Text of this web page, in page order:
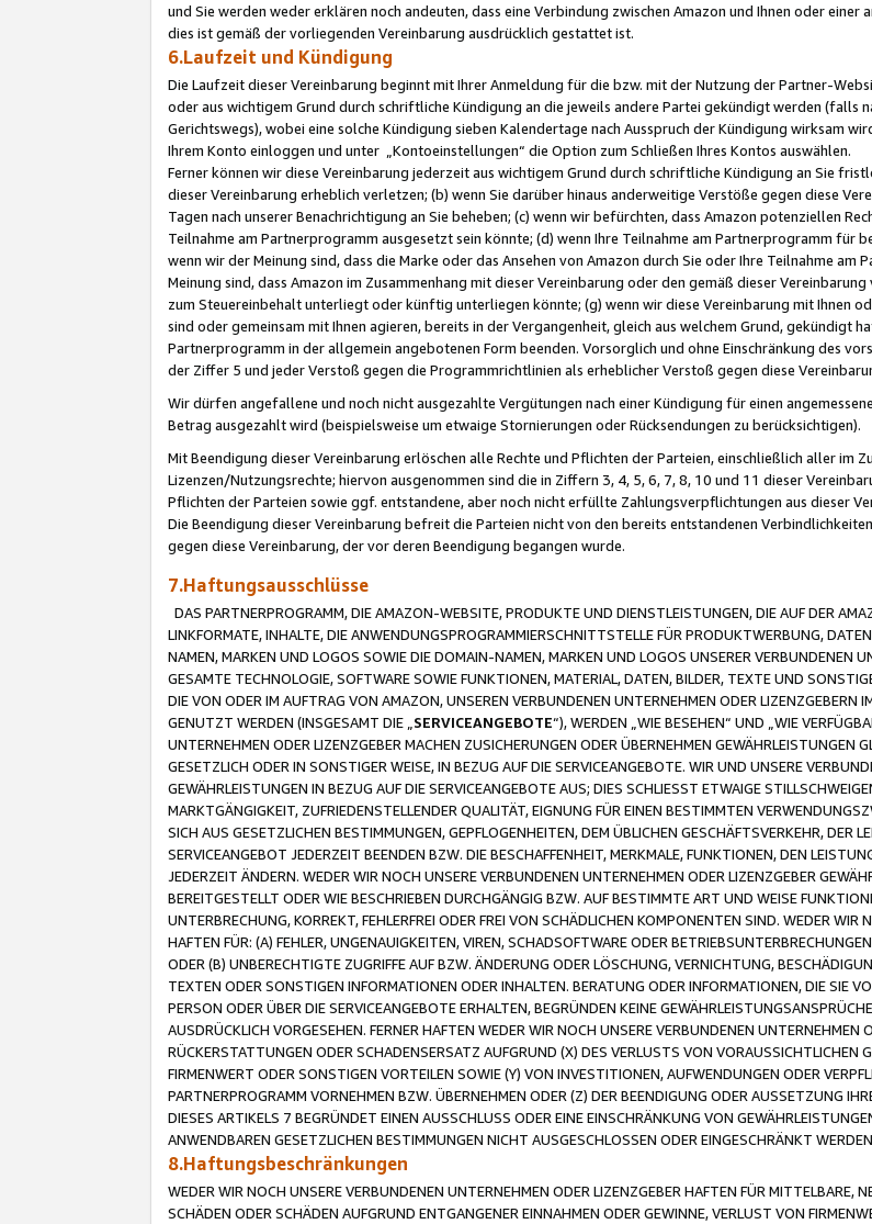
und Sie werden weder erklären noch andeuten, dass eine Verbindung zwischen Amazon und Ihnen oder
dies ist gemäß der vorliegenden Vereinbarung ausdrücklich gestattet ist.
6.Laufzeit und Kündigung
Die Laufzeit dieser Vereinbarung beginnt mit Ihrer Anmeldung für die bzw. mit der Nutzung der Partner-
oder aus wichtigem Grund durch schriftliche Kündigung an die jeweils andere Partei gekündigt werden (falls
Gerichtswegs), wobei eine solche Kündigung sieben Kalendertage nach Ausspruch der Kündigung wirksam
Ihrem Konto einloggen und unter „Kontoeinstellungen“ die Option zum Schließen Ihres Kontos auswählen.
Ferner können wir diese Vereinbarung jederzeit aus wichtigem Grund durch schriftliche Kündigung an Sie
dieser Vereinbarung erheblich verletzen; (b) wenn Sie darüber hinaus anderweitige Verstöße gegen diese
Tagen nach unserer Benachrichtigung an Sie beheben; (c) wenn wir befürchten, dass Amazon potenziellen
Teilnahme am Partnerprogramm ausgesetzt sein könnte; (d) wenn Ihre Teilnahme am Partnerprogramm für
wenn wir der Meinung sind, dass die Marke oder das Ansehen von Amazon durch Sie oder Ihre Teilnahme
Meinung sind, dass Amazon im Zusammenhang mit dieser Vereinbarung oder den gemäß dieser
zum Steuereinbehalt unterliegt oder künftig unterliegen könnte; (g) wenn wir diese Vereinbarung mit Ihnen
sind oder gemeinsam mit Ihnen agieren, bereits in der Vergangenheit, gleich aus welchem Grund, gekündigt
Partnerprogramm in der allgemein angebotenen Form beenden. Vorsorglich und ohne Einschränkung des
der Ziffer 5 und jeder Verstoß gegen die Programmrichtlinien als erheblicher Verstoß gegen diese
Wir dürfen angefallene und noch nicht ausgezahlte Vergütungen nach einer Kündigung für einen
Betrag ausgezahlt wird (beispielsweise um etwaige Stornierungen oder Rücksendungen zu berücksichtigen).
Mit Beendigung dieser Vereinbarung erlöschen alle Rechte und Pflichten der Parteien, einschließlich aller im
Lizenzen/Nutzungsrechte; hiervon ausgenommen sind die in Ziffern 3, 4, 5, 6, 7, 8, 10 und 11 dieser
Pflichten der Parteien sowie ggf. entstandene, aber noch nicht erfüllte Zahlungsverpflichtungen aus dieser
Die Beendigung dieser Vereinbarung befreit die Parteien nicht von den bereits entstandenen
gegen diese Vereinbarung, der vor deren Beendigung begangen wurde.
7.Haftungsausschlüsse
DAS PARTNERPROGRAMM, DIE AMAZON-WEBSITE, PRODUKTE UND DIENSTLEISTUNGEN, DIE AUF DER
LINKFORMATE, INHALTE, DIE ANWENDUNGSPROGRAMMIERSCHNITTSTELLE FÜR PRODUKTWERBUNG,
NAMEN, MARKEN UND LOGOS SOWIE DIE DOMAIN-NAMEN, MARKEN UND LOGOS UNSERER VERBUNDENEN
GESAMTE TECHNOLOGIE, SOFTWARE SOWIE FUNKTIONEN, MATERIAL, DATEN, BILDER, TEXTE UND
DIE VON ODER IM AUFTRAG VON AMAZON, UNSEREN VERBUNDENEN UNTERNEHMEN ODER LIZENZGEBERN
GENUTZT WERDEN (INSGESAMT DIE „ SERVICEANGEBOTE“), WERDEN „WIE BESEHEN“ UND „WIE
UNTERNEHMEN ODER LIZENZGEBER MACHEN ZUSICHERUNGEN ODER ÜBERNEHMEN GEWÄHRLEISTUNGEN
GESETZLICH ODER IN SONSTIGER WEISE, IN BEZUG AUF DIE SERVICEANGEBOTE. WIR UND UNSERE
GEWÄHRLEISTUNGEN IN BEZUG AUF DIE SERVICEANGEBOTE AUS; DIES SCHLIESST ETWAIGE
MARKTGÄNGIGKEIT, ZUFRIEDENSTELLENDER QUALITÄT, EIGNUNG FÜR EINEN BESTIMMTEN
SICH AUS GESETZLICHEN BESTIMMUNGEN, GEPFLOGENHEITEN, DEM ÜBLICHEN GESCHÄFTSVERKEHR, DER
SERVICEANGEBOT JEDERZEIT BEENDEN BZW. DIE BESCHAFFENHEIT, MERKMALE, FUNKTIONEN, DEN
JEDERZEIT ÄNDERN. WEDER WIR NOCH UNSERE VERBUNDENEN UNTERNEHMEN ODER LIZENZGEBER
BEREITGESTELLT ODER WIE BESCHRIEBEN DURCHGÄNGIG BZW. AUF BESTIMMTE ART UND WEISE
UNTERBRECHUNG, KORREKT, FEHLERFREI ODER FREI VON SCHÄDLICHEN KOMPONENTEN SIND. WEDER
HAFTEN FÜR: (A) FEHLER, UNGENAUIGKEITEN, VIREN, SCHADSOFTWARE ODER
ODER (B) UNBERECHTIGTE ZUGRIFFE AUF BZW. ÄNDERUNG ODER LÖSCHUNG, VERNICHTUNG,
TEXTEN ODER SONSTIGEN INFORMATIONEN ODER INHALTEN. BERATUNG ODER INFORMATIONEN, DIE SIE
PERSON ODER ÜBER DIE SERVICEANGEBOTE ERHALTEN, BEGRÜNDEN KEINE
AUSDRÜCKLICH VORGESEHEN. FERNER HAFTEN WEDER WIR NOCH UNSERE VERBUNDENEN
RÜCKERSTATTUNGEN ODER SCHADENSERSATZ AUFGRUND (X) DES VERLUSTS VON VORAUSSICHTLICHEN
FIRMENWERT ODER SONSTIGEN VORTEILEN SOWIE (Y) VON INVESTITIONEN, AUFWENDUNGEN ODER
PARTNERPROGRAMM VORNEHMEN BZW. ÜBERNEHMEN ODER (Z) DER BEENDIGUNG ODER AUSSETZUNG
DIESES ARTIKELS 7 BEGRÜNDET EINEN AUSSCHLUSS ODER EINE EINSCHRÄNKUNG VON
ANWENDBAREN GESETZLICHEN BESTIMMUNGEN NICHT AUSGESCHLOSSEN ODER EINGESCHRÄNKT
8.Haftungsbeschränkungen
WEDER WIR NOCH UNSERE VERBUNDENEN UNTERNEHMEN ODER LIZENZGEBER HAFTEN FÜR MITTELBARE,
SCHÄDEN ODER SCHÄDEN AUFGRUND ENTGANGENER EINNAHMEN ODER GEWINNE, VERLUST VON